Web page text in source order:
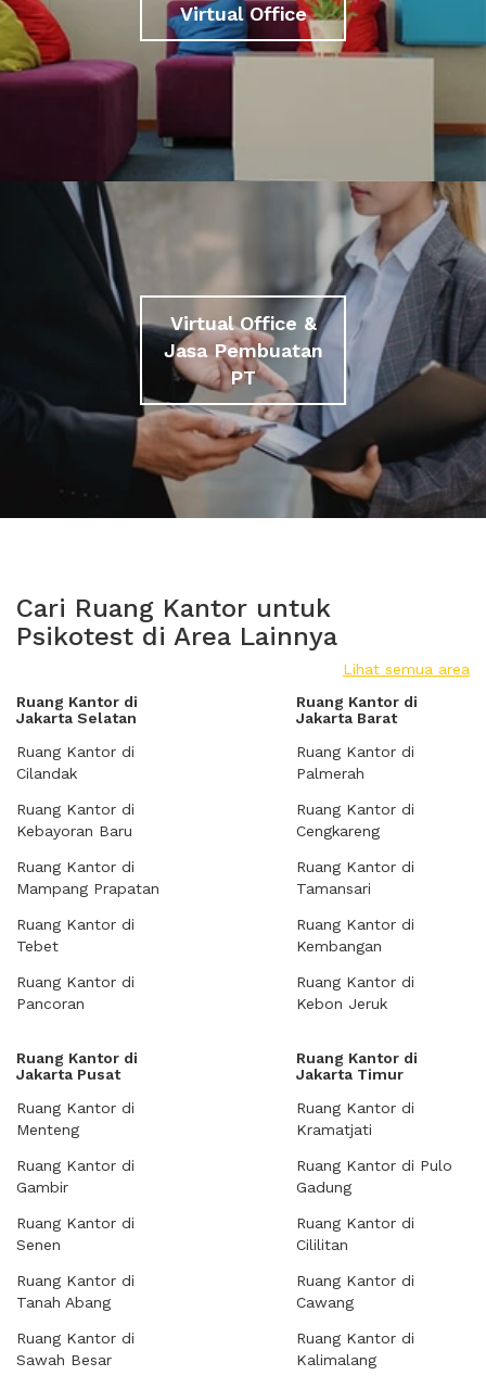
Virtual Office
Virtual Office &
Jasa Pembuatan
PT
Cari Ruang Kantor untuk
Psikotest di Area Lainnya
Lihat semua area
Ruang Kantor di
Jakarta Selatan
Ruang Kantor di
Cilandak
Ruang Kantor di
Kebayoran Baru
Ruang Kantor di
Mampang Prapatan
Ruang Kantor di
Tebet
Ruang Kantor di
Pancoran
Ruang Kantor di
Jakarta Barat
Ruang Kantor di
Palmerah
Ruang Kantor di
Cengkareng
Ruang Kantor di
Tamansari
Ruang Kantor di
Kembangan
Ruang Kantor di
Kebon Jeruk
Ruang Kantor di
Jakarta Pusat
Ruang Kantor di
Menteng
Ruang Kantor di
Gambir
Ruang Kantor di
Senen
Ruang Kantor di
Tanah Abang
Ruang Kantor di
Sawah Besar
Ruang Kantor di
Jakarta Timur
Ruang Kantor di
Kramatjati
Ruang Kantor di Pulo
Gadung
Ruang Kantor di
Cililitan
Ruang Kantor di
Cawang
Ruang Kantor di
Kalimalang